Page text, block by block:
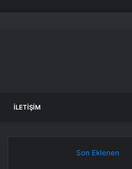
İLETIŞIM
Son Eklenen